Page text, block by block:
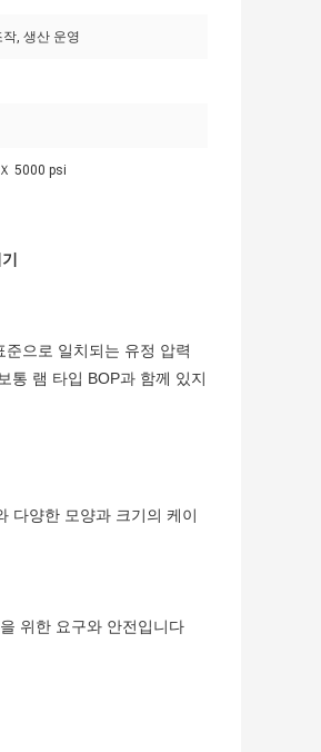
, 생산 운영
5000 psi
으로 일치되는 유정 압력
통 램 타입 BOP과 함께 있지
다양한 모양과 크기의 케이
위한 요구와 안전입니다